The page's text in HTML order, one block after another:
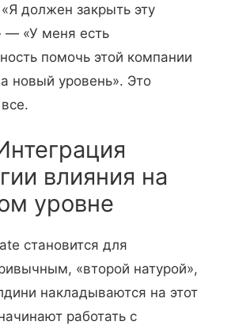
должен закрыть эту
— «У меня есть
помочь этой компании
новый уровень». Это
влияния на
уровне
становится для
«второй натурой»,
накладываются на этот
работать с